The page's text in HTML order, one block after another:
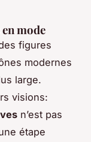
mode
figures
modernes
large.
visions:
n’est pas
étape